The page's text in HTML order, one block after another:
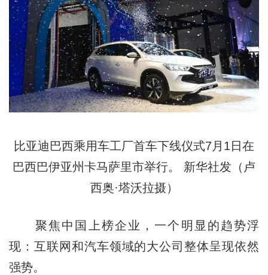
比亚迪巴西乘用车工厂首车下线仪式7月1日在
巴西巴伊亚州卡马萨里市举行。 新华社发（卢
西奥·塔沃拉摄）
聚焦中国上榜企业，一个明显的趋势浮
现：互联网和汽车领域的大公司整体呈现依然
强势。